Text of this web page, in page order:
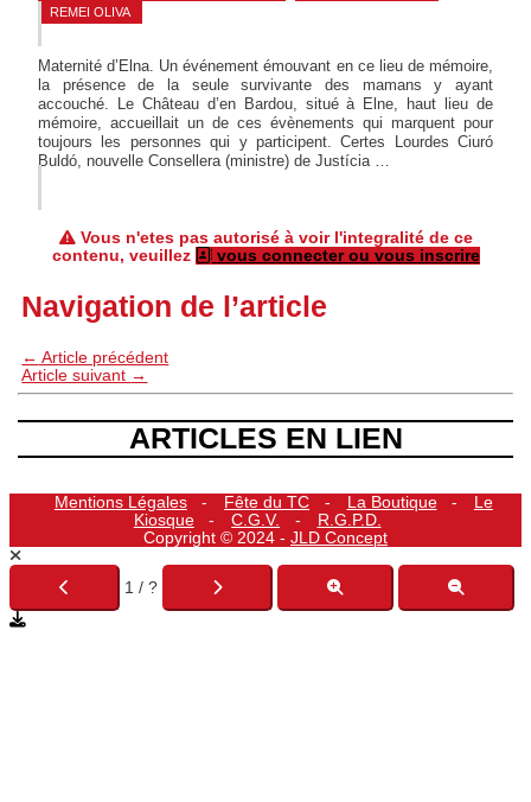
REMEI OLIVA
Maternité d’Elna. Un événement émouvant en ce lieu de mémoire,
la présence de la seule survivante des mamans y ayant
accouché. Le Château d’en Bardou, situé à Elne, haut lieu de
mémoire, accueillait un de ces évènements qui marquent pour
toujours les personnes qui y participent. Certes Lourdes Ciuró
Buldó, nouvelle Consellera (ministre) de Justícia …
Vous n'etes pas autorisé à voir l'integralité de ce
contenu, veuillez
vous connecter ou vous inscrire
Navigation de l’article
← Article précédent
Article suivant →
ARTICLES EN LIEN
Mentions Légales Fête du TC La Boutique
Le
Kiosque
C.G.V.
R.G.P.D.
Copyright © 2024 - JLD Concept
1 / ?